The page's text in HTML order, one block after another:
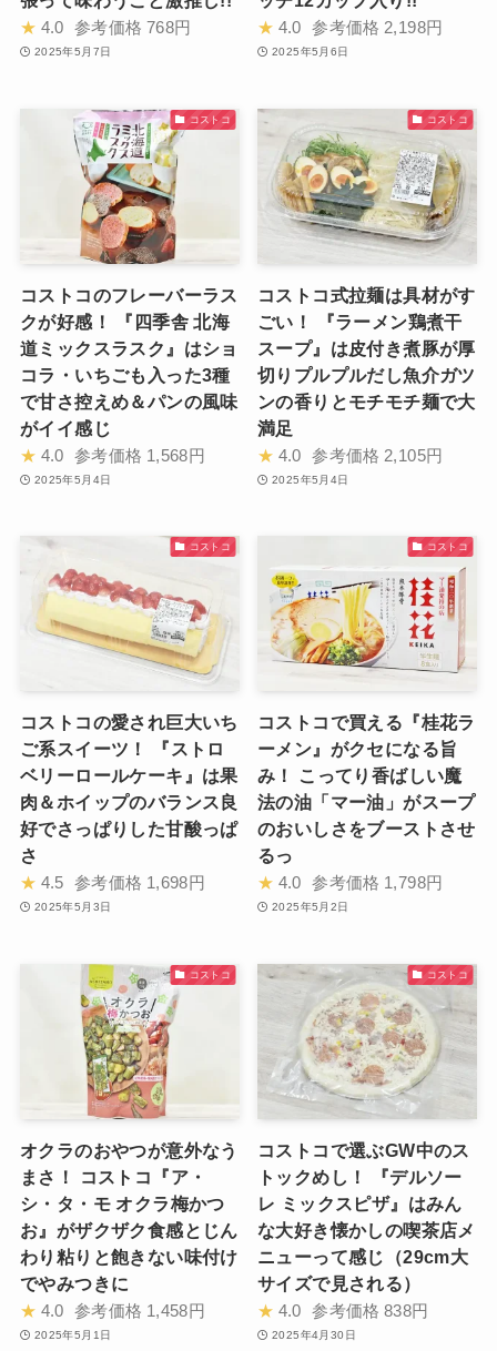
★ 4.0 参考価格 768円
2025年5月7日
★ 4.0 参考価格 2,198円
2025年5月6日
コストコ
コストコのフレーバーラス
クが好感！ 『四季舎 北海
道ミックスラスク』はショ
コラ・いちごも入った3種
で甘さ控えめ＆パンの風味
がイイ感じ
★ 4.0 参考価格 1,568円
2025年5月4日
コストコ
コストコ式拉麺は具材がす
ごい！ 『ラーメン鶏煮干
スープ』は皮付き煮豚が厚
切りプルプルだし魚介ガツ
ンの香りとモチモチ麺で大
満足
★ 4.0 参考価格 2,105円
2025年5月4日
コストコ
コストコの愛され巨大いち
ご系スイーツ！ 『ストロ
ベリーロールケーキ』は果
肉＆ホイップのバランス良
好でさっぱりした甘酸っぱ
さ
★ 4.5 参考価格 1,698円
2025年5月3日
コストコ
コストコで買える『桂花ラ
ーメン』がクセになる旨
み！ こってり香ばしい魔
法の油「マー油」がスープ
のおいしさをブーストさせ
るっ
★ 4.0 参考価格 1,798円
2025年5月2日
コストコ
オクラのおやつが意外なう
まさ！ コストコ『ア・
シ・タ・モ オクラ梅かつ
お』がザクザク食感とじん
わり粘りと飽きない味付け
でやみつきに
★ 4.0 参考価格 1,458円
2025年5月1日
コストコ
コストコで選ぶGW中のス
トックめし！ 『デルソー
レ ミックスピザ』はみん
な大好き懐かしの喫茶店メ
ニューって感じ（29cm大
サイズで見される）
★ 4.0 参考価格 838円
2025年4月30日